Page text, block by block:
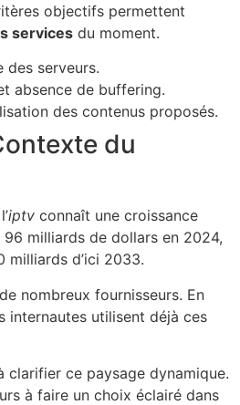
objectifs permettent
services du moment.
des serveurs.
absence de buffering.
des contenus proposés.
du
iptv connaît une croissance
milliards de dollars en 2024,
milliards d’ici 2033.
nombreux fournisseurs. En
internautes utilisent déjà ces
clarifier ce paysage dynamique.
à faire un choix éclairé dans